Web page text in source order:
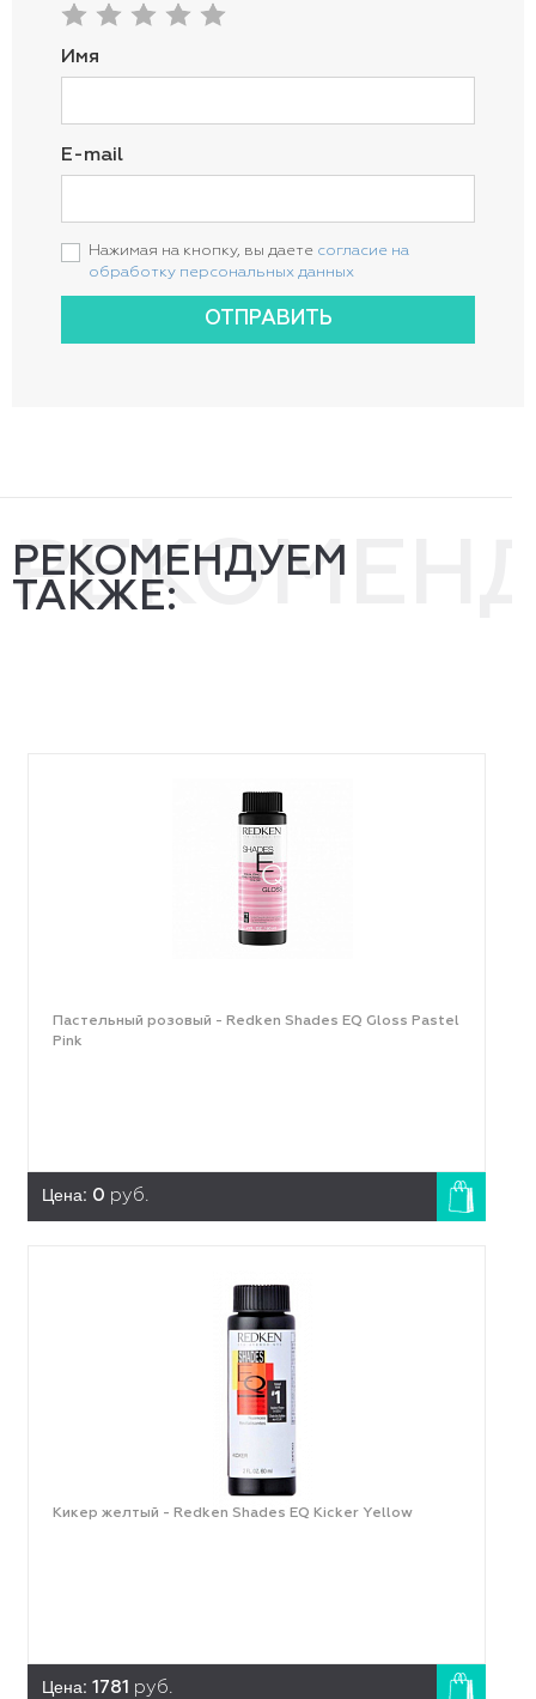
Имя
E-mail
Нажимая на кнопку, вы даете согласие на
обработку персональных данных
ОТПРАВИТЬ
РЕКОМЕНДУЕМ
ТАКЖЕ:
Пастельный розовый - Redken Shades EQ Gloss Pastel
Pink
Цена: 0 руб.
Кикер желтый - Redken Shades EQ Kicker Yellow
Цена: 1781 руб.